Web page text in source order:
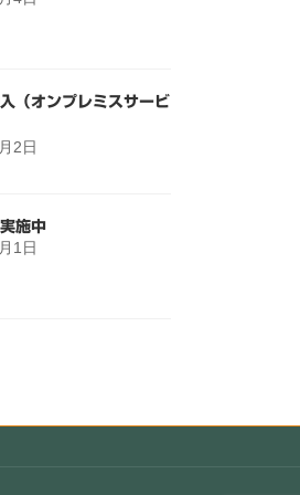
（オンプレミスサービ
2日
施中
1日